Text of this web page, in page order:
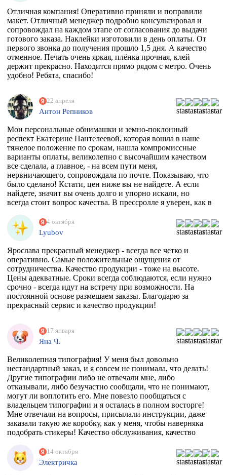
Отличная компания! Оперативно приняли и поправили
макет. Отличный менеджер подробно консультировал и
сопровождал на каждом этапе от согласования до выдачи
готового заказа. Наклейки изготовили в день оплаты. От
первого звонка до получения прошло 1,5 дня. А качество
отменное. Печать очень яркая, плёнка прочная, клей
держит прекрасно. Находится прямо рядом с метро. Очень
удобно! Ребята, спасибо!
22 апреля
Антон Репников
Мои персональные обнимашки и земно-поклонный
респект Екатерине Пантелеевой, которая вошла в наше
тяжелое положение по срокам, нашла компромиссные
варианты оплаты, великолепно с высочайшим качеством
все сделала, а главное, - на всем пути меня,
нервничающего, сопровождала по почте. Показываю, что
было сделано! Кстати, цен ниже вы не найдете. А если
найдете, значит вы очень долго и упорно искали, но
всегда стоит вопрос качества. В прессролле я уверен, как в
4 октября
Lyubov
Ярослава прекрасный менеджер - всегда все четко и
оперативно. Самые положительные ощущения от
сотрудничества. Качество продукции - тоже на высоте.
Цены адекватные. Сроки всегда соблюдаются, если нужно
срочно - всегда идут на встречу при возможности. На
постоянной основе размещаем заказы. Благодарю за
прекрасный сервис и качество продукции!
17 января
Яна Ч.
Великолепная типография! У меня был довольно
нестандартный заказ, и я совсем не понимала, что делать!
Другие типографии либо не отвечали мне, либо
отказывали, либо безучастно сообщали, что не понимают,
могут ли воплотить его. Мне повезло пообщаться с
владельцем типографии и я осталась в полном восторге!
Мне отвечали на вопросы, присылали инструкции, даже
заказали такую же коробку, как у меня, чтобы наверняка
подобрать стикеры! Качество обслуживания, качество
14 октября
Электричка